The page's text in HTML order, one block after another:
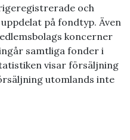
och
på fondtyp. Även
koncerner
samtliga fonder i
visar försäljning
utomlands inte